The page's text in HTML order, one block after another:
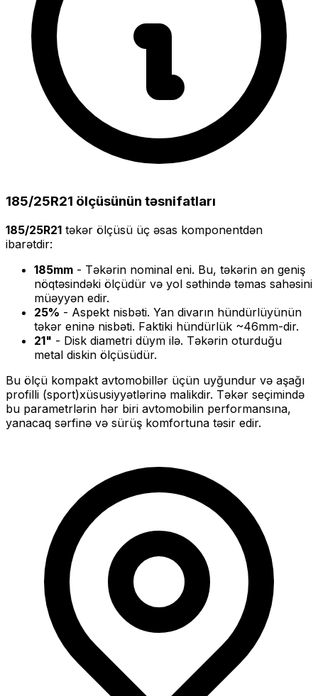
185/25R21 ölçüsünün təsnifatları
185/25R21 təkər ölçüsü üç əsas komponentdən
ibarətdir:
185mm - Təkərin nominal eni. Bu, təkərin ən geniş
nöqtəsindəki ölçüdür və yol səthində təmas sahəsini
müəyyən edir.
25% - Aspekt nisbəti. Yan divarın hündürlüyünün
təkər eninə nisbəti. Faktiki hündürlük ~46mm-dir.
21" - Disk diametri düym ilə. Təkərin oturduğu
metal diskin ölçüsüdür.
Bu ölçü kompakt avtomobillər üçün uyğundur və aşağı
profilli (sport)xüsusiyyətlərinə malikdir. Təkər seçimində
bu parametrlərin hər biri avtomobilin performansına,
yanacaq sərfinə və sürüş komfortuna təsir edir.